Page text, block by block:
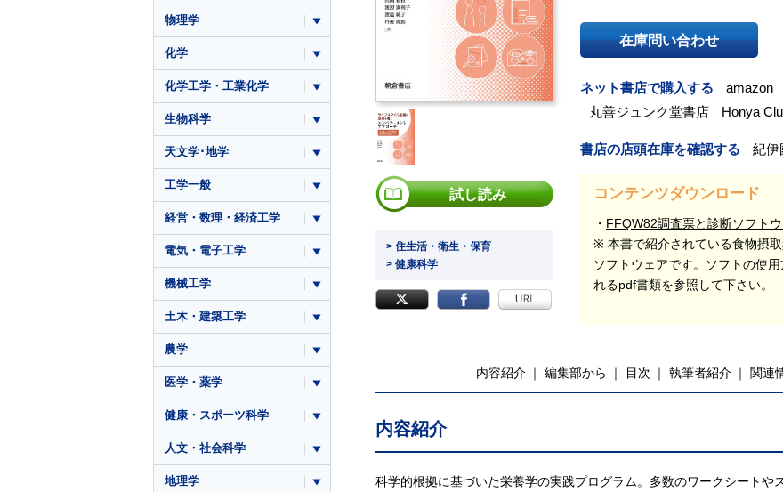
試し読み
> 住生活・衛生・保育
> 健康科学
在庫問い合わせ
ネット書店で購入する amazon
丸善ジュンク堂書店
Honya
書店の店頭在庫を確認する 紀伊
コンテンツダウンロード
FFQW82調査票と診断ソフト
※ 本書で紹介されている食物摂
ソフトウェアです。ソフトの使
れるpdf書類を参照して下さい。
内容紹介 編集部から 目次 執筆者紹介 関連
内容紹介
科学的根拠に基づいた栄養学の実践プログラム。多数のワークシートや
物理学
化学
化学工学・工業化学
生物科学
天文学･地学
工学一般
経営・数理・経済工学
電気・電子工学
機械工学
土木・建築工学
農学
医学・薬学
健康・スポーツ科学
人文・社会科学
地理学